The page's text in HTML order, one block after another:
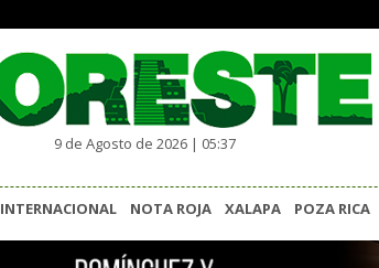
9 de Agosto de 2026 | 05:37
INTERNACIONAL NOTA ROJA XALAPA POZA RICA